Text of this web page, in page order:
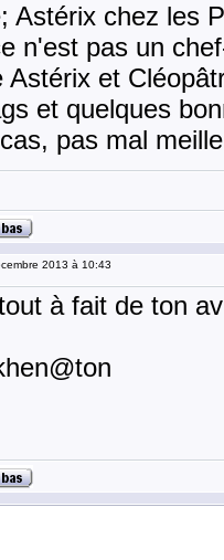
Astérix chez les
n'est pas un
Astérix et
et quelques
pas mal
2013 à 10:43
à fait de ton